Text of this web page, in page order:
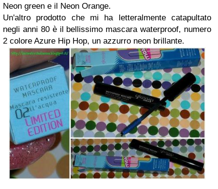
Neon green e il Neon Orange.
Un'altro prodotto che mi ha letteralmente catapultato
negli anni 80 è il bellissimo mascara waterproof, numero
2 colore Azure Hip Hop, un azzurro neon brillante.